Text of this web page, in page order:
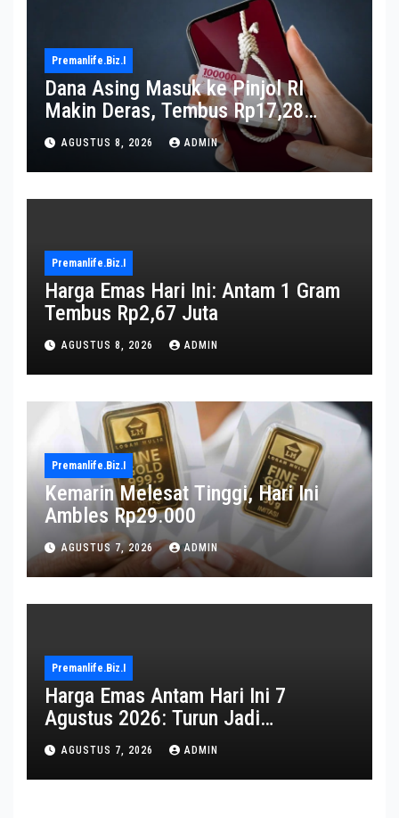
Premanlife.biz.i
Dana Asing Masuk ke Pinjol RI
Makin Deras, Tembus Rp17,28
Triliun per Juni 2026
AGUSTUS 8, 2026 ADMIN
Premanlife.biz.i
Harga Emas Hari Ini: Antam 1 Gram
Tembus Rp2,67 Juta
AGUSTUS 8, 2026 ADMIN
Premanlife.biz.i
Kemarin Melesat Tinggi, Hari Ini
Ambles Rp29.000
AGUSTUS 7, 2026 ADMIN
Premanlife.biz.i
Harga Emas Antam Hari Ini 7
Agustus 2026: Turun Jadi
Rp2.650.000
AGUSTUS 7, 2026 ADMIN